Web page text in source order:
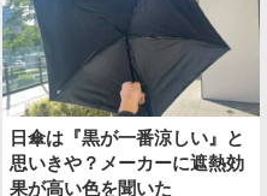
日傘は『黒が一番涼しい』と
思いきや？メーカーに遮熱効
果が高い色を聞いた